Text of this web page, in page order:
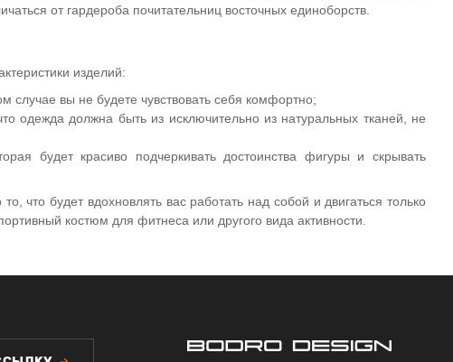
от гардероба почитательниц восточных единоборств.
изделий:
случае вы не будете чувствовать себя комфортно;
одежда должна быть из исключительно из натуральных тканей, не
будет красиво подчеркивать достоинства фигуры и скрывать
что будет вдохновлять вас работать над собой и двигаться только
костюм для фитнеса или другого вида активности.